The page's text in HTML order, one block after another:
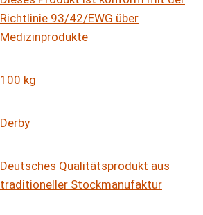
Richtlinie 93/42/EWG über
Medizinprodukte
100 kg
Derby
Deutsches Qualitätsprodukt aus
traditioneller Stockmanufaktur